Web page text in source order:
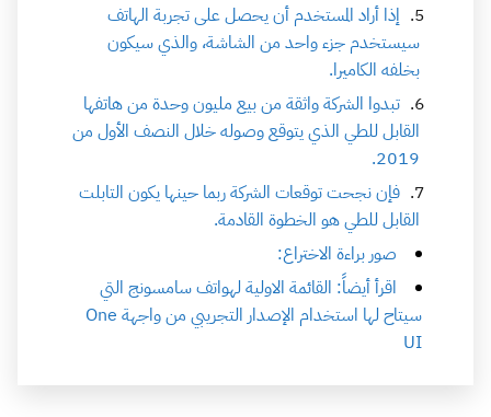
إذا أراد المستخدم أن يحصل على تجربة الهاتف
سيستخدم جزء واحد من الشاشة، والذي سيكون
بخلفه الكاميرا.
تبدوا الشركة واثقة من بيع مليون وحدة من هاتفها
القابل للطي الذي يتوقع وصوله خلال النصف الأول من
2019.
فإن نجحت توقعات الشركة ربما حينها يكون التابلت
القابل للطي هو الخطوة القادمة.
صور براءة الاختراع:
اقرأ أيضاً: القائمة الاولية لهواتف سامسونج التي
سيتاح لها استخدام الإصدار التجريبي من واجهة One
UI